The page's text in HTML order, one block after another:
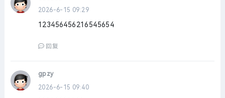
2026-6-15 09:29
123456456216545654
回复
gpzy
2026-6-15 09:40